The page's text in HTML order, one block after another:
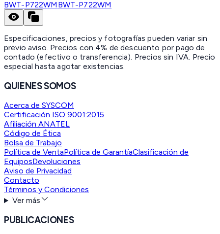
BWT-P722WM BWT-P722WM
Especificaciones, precios y fotografías pueden variar sin
previo aviso. Precios con 4% de descuento por pago de
contado (efectivo o transferencia). Precios sin IVA. Precio
especial hasta agotar existencias.
QUIENES SOMOS
Acerca de SYSCOM
Certificación ISO 9001:2015
Afiliación ANATEL
Código de Ética
Bolsa de Trabajo
Política de VentaPolítica de GarantíaClasificación de
EquiposDevoluciones
Aviso de Privacidad
Contacto
Términos y Condiciones
Ver más
PUBLICACIONES